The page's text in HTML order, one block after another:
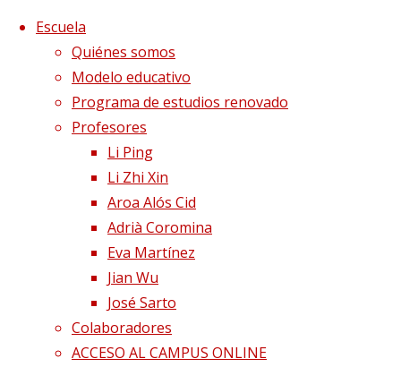
Saltar al contenido
Escuela
Quiénes somos
Modelo educativo
Programa de estudios renovado
Profesores
Li Ping
Li Zhi Xin
Aroa Alós Cid
Adrià Coromina
Eva Martínez
Jian Wu
José Sarto
Colaboradores
ACCESO AL CAMPUS ONLINE
Página de InicioBlog
forzando a los riñonesagua riñones